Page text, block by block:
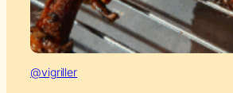
@vigriller